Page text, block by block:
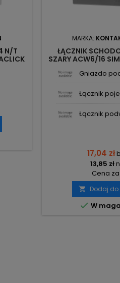
N/T
MARKA:
ŁĄCZNIK
SZARY ACW6/16
Gniazdo
Łącznik
Łącznik
17,04 zł
13,85 zł
Cena
 Dodaj do
 W